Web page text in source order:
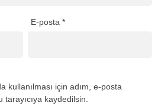
E-posta*
kullanılması için adım, e-posta
kaydedilsin.